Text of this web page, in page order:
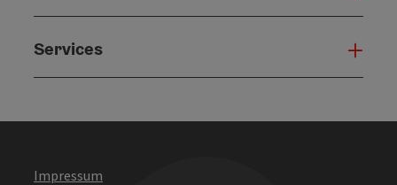
Services
Impressum